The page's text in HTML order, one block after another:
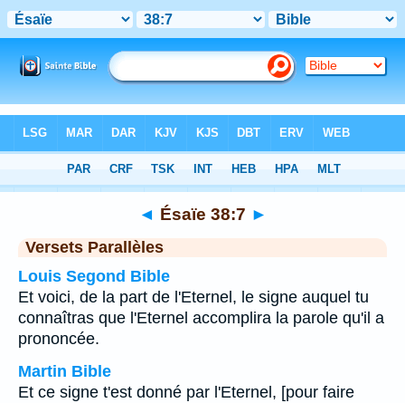
Chapitre 38> Verset 7
◄ Ésaïe 38:7 ►
Versets Parallèles
Louis Segond Bible
Et voici, de la part de l'Eternel, le signe auquel tu
connaîtras que l'Eternel accomplira la parole qu'il a
prononcée.
Martin Bible
Et ce signe t'est donné par l'Eternel, [pour faire